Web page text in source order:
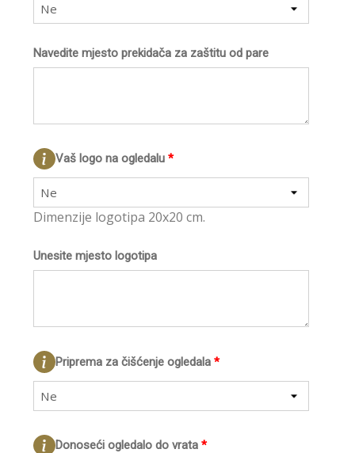
Ne
Navedite mjesto prekidača za zaštitu od pare
*
Vaš logo na ogledalu
Ne
Dimenzije logotipa 20x20 cm.
Unesite mjesto logotipa
*
Priprema za čišćenje ogledala
Ne
*
Donoseći ogledalo do vrata